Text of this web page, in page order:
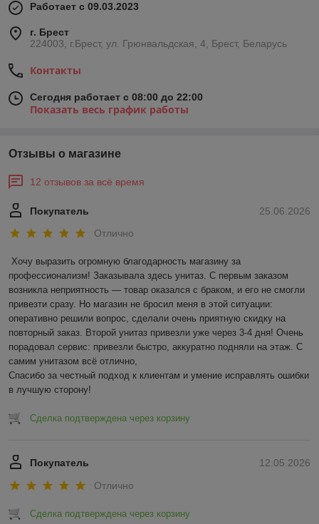
Работает с 09.03.2023
г. Брест
224003, г.Брест, ул. Грюнвальдская, 4, Брест, Беларусь
Контакты
Сегодня работает с 08:00 до 22:00
Показать весь график работы
Отзывы о магазине
12 отзывов за всё время
25.06.2026
Покупатель
Отлично
Хочу выразить огромную благодарность магазину за
профессионализм! Заказывала здесь унитаз. С первым заказом
возникла неприятность — товар оказался с браком, и его не смогли
привезти сразу. Но магазин не бросил меня в этой ситуации:
оперативно решили вопрос, сделали очень приятную скидку на
повторный заказ. Второй унитаз привезли уже через 3-4 дня! Очень
порадовал сервис: привезли быстро, аккуратно подняли на этаж. С
самим унитазом всё отлично,
Спасибо за честный подход к клиентам и умение исправлять ошибки
в лучшую сторону!
Сделка подтверждена через корзину
12.05.2026
Покупатель
Отлично
Сделка подтверждена через корзину